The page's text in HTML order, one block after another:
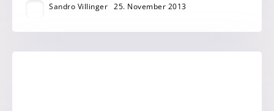
Sandro Villinger 25. November 2013